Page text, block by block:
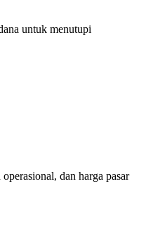
untuk menutupi
dan harga pasar